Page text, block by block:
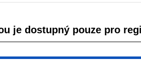
je dostupný pouze pro